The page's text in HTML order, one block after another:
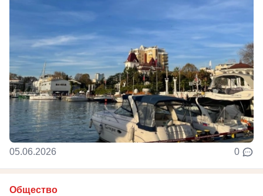
05.06.2026 0
Общество